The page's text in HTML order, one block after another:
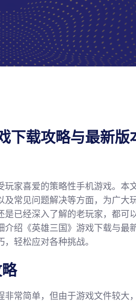
下载攻略与最新版
玩家喜爱的策略性手机游戏。本
及常见问题解决等方面，为广大
是已经深入了解的老玩家，都可
介绍《英雄三国》游戏下载与最
轻松应对各种挑战。
非常简单，但由于游戏文件较大